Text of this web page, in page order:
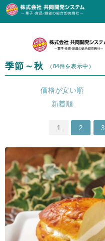
季節～秋 （84件を表示中）
価格が安い順
新着順
1 2 3